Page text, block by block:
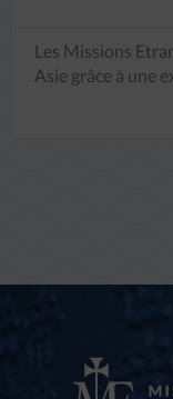
Les Missions
Asie grâce à une